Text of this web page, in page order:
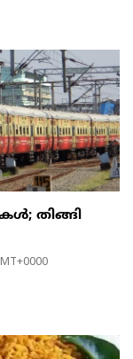
തിങ്ങി